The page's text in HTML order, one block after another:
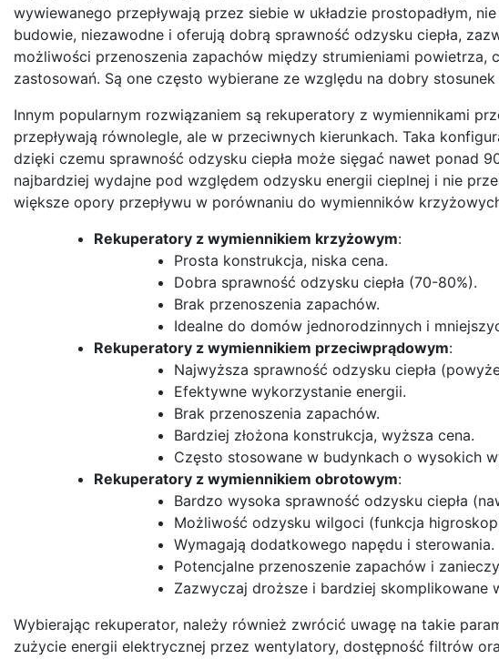
wywiewanego przepływają przez siebie w układzie prostopadłym,
budowie, niezawodne i oferują dobrą sprawność odzysku ciepła,
możliwości przenoszenia zapachów między strumieniami
zastosowań. Są one często wybierane ze względu na dobry
Innym popularnym rozwiązaniem są rekuperatory z wymiennikami
przepływają równolegle, ale w przeciwnych kierunkach. Taka
dzięki czemu sprawność odzysku ciepła może sięgać nawet ponad
najbardziej wydajne pod względem odzysku energii cieplnej i nie
większe opory przepływu w porównaniu do wymienników
Rekuperatory z wymiennikiem krzyżowym:
Prosta konstrukcja, niska cena.
Dobra sprawność odzysku ciepła (70-80%).
Brak przenoszenia zapachów.
Idealne do domów jednorodzinnych i
Rekuperatory z wymiennikiem przeciwprądowym:
Najwyższa sprawność odzysku ciepła
Efektywne wykorzystanie energii.
Brak przenoszenia zapachów.
Bardziej złożona konstrukcja, wyższa cena.
Często stosowane w budynkach o wysokich
Rekuperatory z wymiennikiem obrotowym:
Bardzo wysoka sprawność odzysku ciepła
Możliwość odzysku wilgoci (funkcja
Wymagają dodatkowego napędu i sterowania.
Potencjalne przenoszenie zapachów i
Zazwyczaj droższe i bardziej skomplikowane
Wybierając rekuperator, należy również zwrócić uwagę na takie
zużycie energii elektrycznej przez wentylatory, dostępność filtrów